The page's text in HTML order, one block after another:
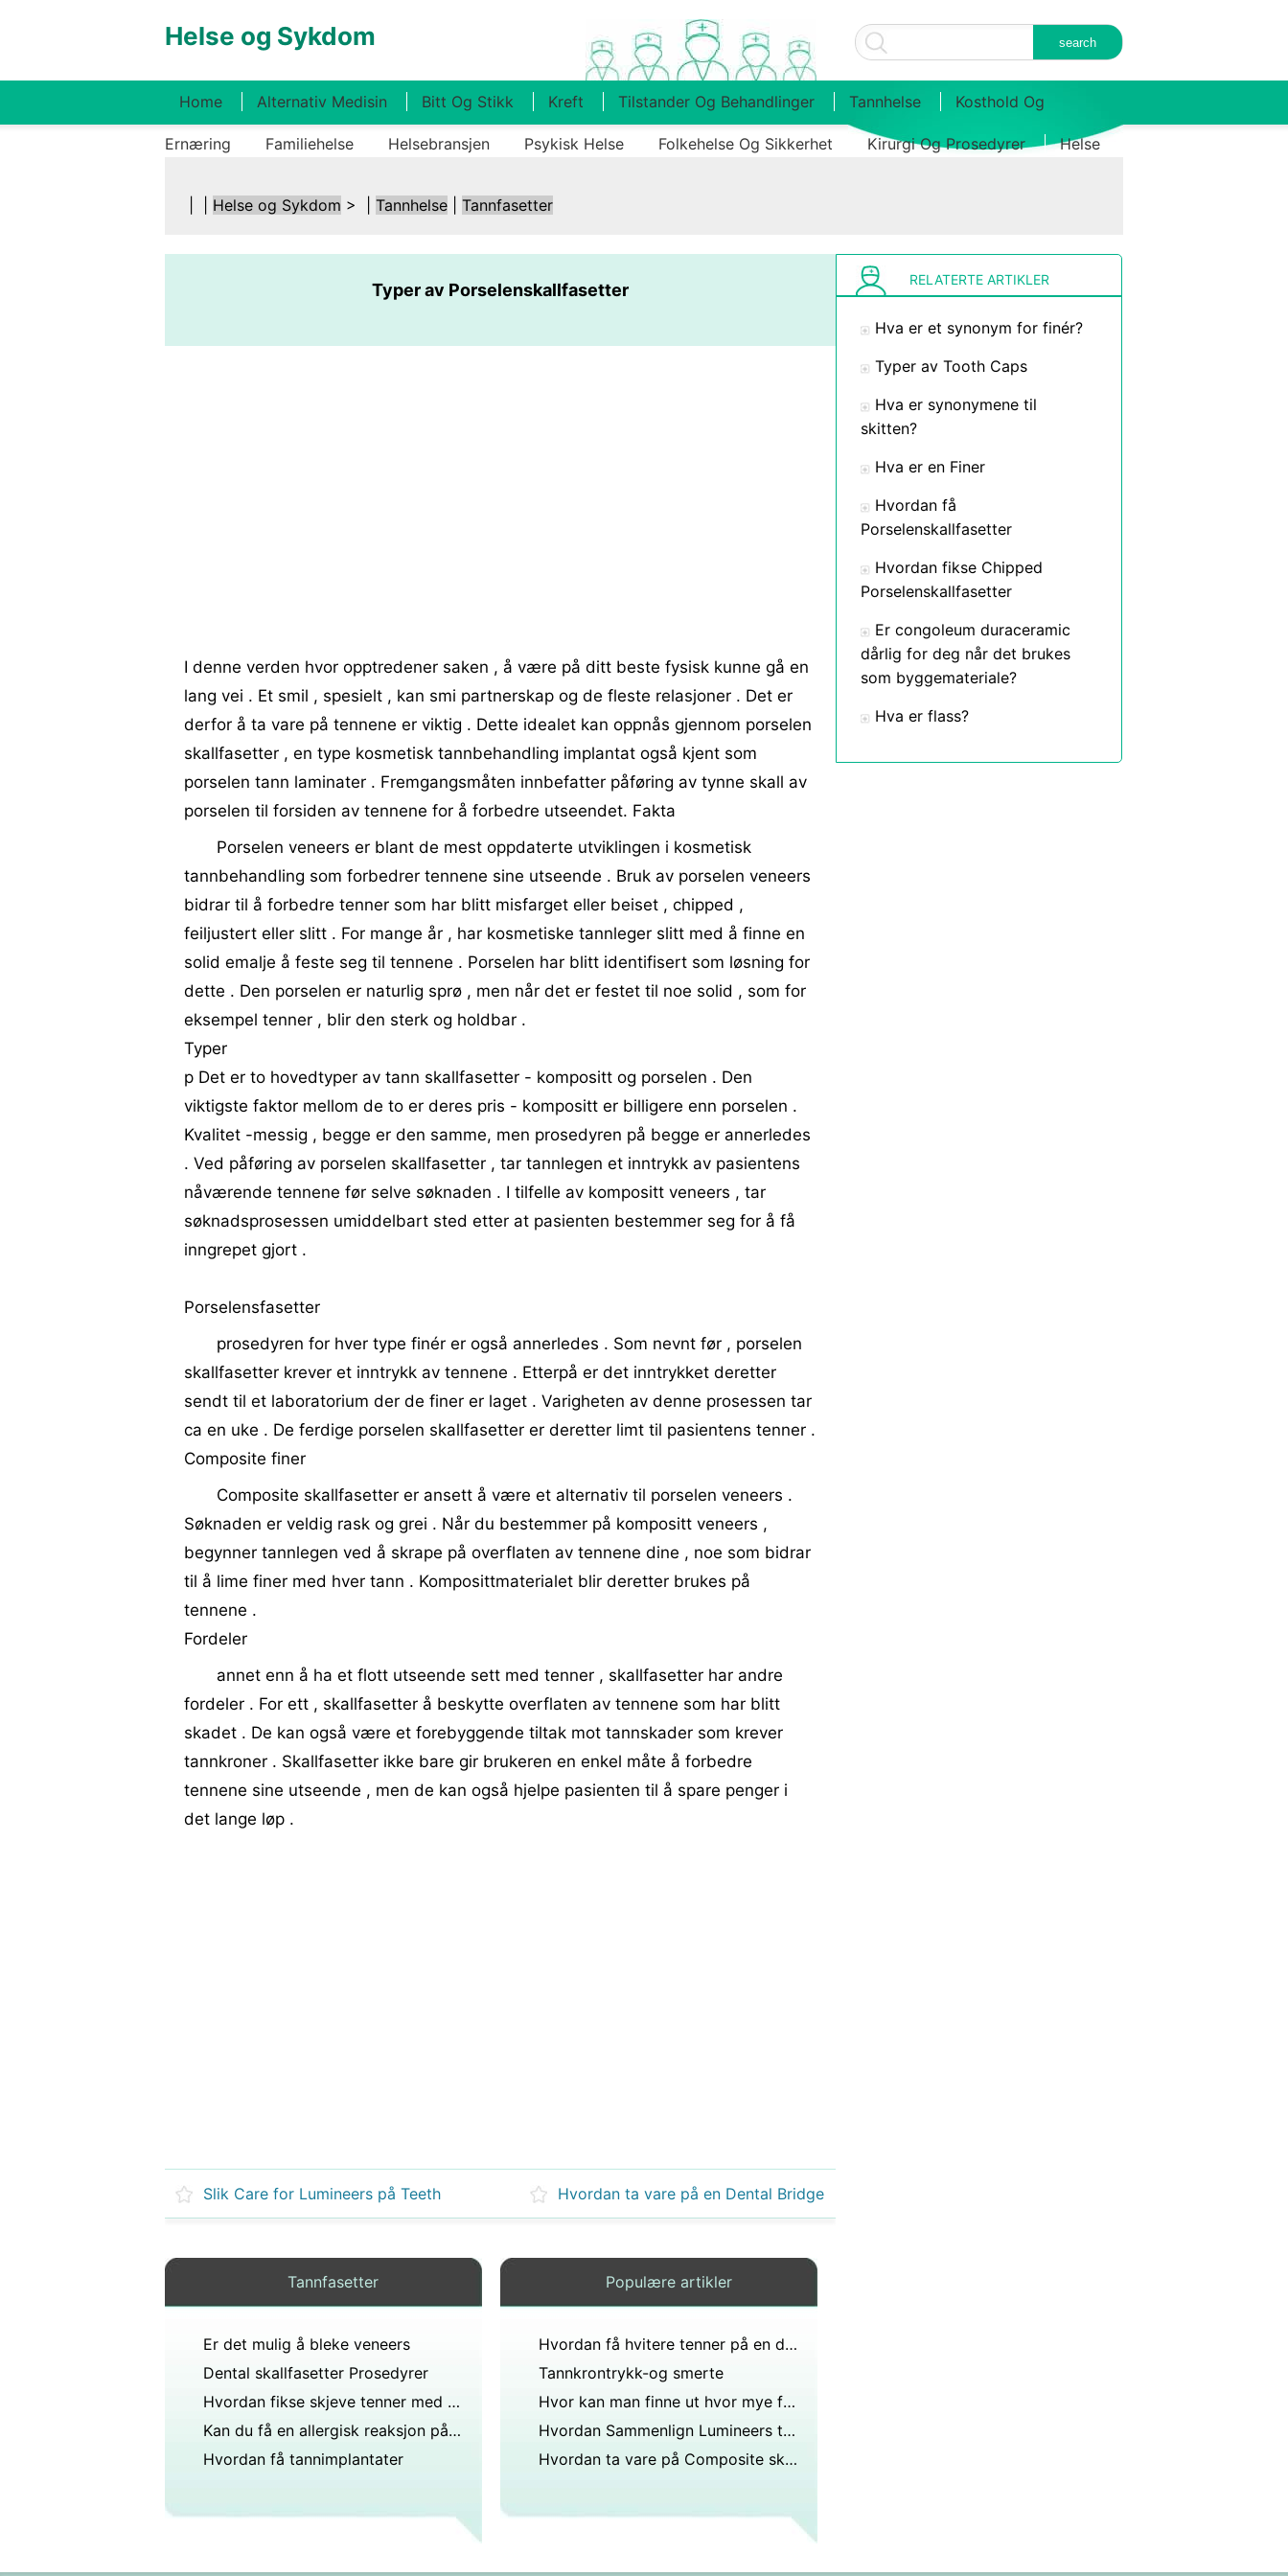
Helse og Sykdom
Home Alternativ Medisin Bitt Og Stikk Kreft Tilstander Og Behandlinger Tannhelse Kosthold Og
Ernæring Familiehelse Helsebransjen Psykisk Helse Folkehelse Og Sikkerhet Kirurgi Og Prosedyrer Helse
Helse og Sykdom > | Tannhelse Tannfasetter
Typer av Porselenskallfasetter
I denne verden hvor opptredener saken , å være på ditt beste fysisk kunne gå en
lang vei . Et smil , spesielt , kan smi partnerskap og de ​​fleste relasjoner . Det er
derfor å ta vare på tennene er viktig . Dette idealet kan oppnås gjennom porselen
skallfasetter , en type kosmetisk tannbehandling implantat også kjent som
porselen tann laminater . Fremgangsmåten innbefatter påføring av tynne skall av
porselen til forsiden av tennene for å forbedre utseendet. Fakta
Porselen veneers er blant de mest oppdaterte utviklingen i kosmetisk
tannbehandling som forbedrer tennene sine utseende . Bruk av porselen veneers
bidrar til å forbedre tenner som har blitt misfarget eller beiset , chipped ,
feiljustert eller slitt . For mange år , har kosmetiske tannleger slitt med å finne en
solid emalje å feste seg til tennene . Porselen har blitt identifisert som løsning for
dette . Den porselen er naturlig sprø , men når det er festet til noe solid , som for
eksempel tenner , blir den sterk og holdbar .
Typer
p Det er to hovedtyper av tann skallfasetter - kompositt og porselen . Den
viktigste faktor mellom de to er deres pris - kompositt er billigere enn porselen .
Kvalitet -messig , begge er den samme, men prosedyren på begge er annerledes
. Ved påføring av porselen skallfasetter , tar tannlegen et inntrykk av pasientens
nåværende tennene før selve søknaden . I tilfelle av kompositt veneers , tar
søknadsprosessen umiddelbart sted etter at pasienten bestemmer seg for å få
inngrepet gjort .
Porselensfasetter
prosedyren for hver type finér er også annerledes . Som nevnt før , porselen
skallfasetter krever et inntrykk av tennene . Etterpå er det inntrykket deretter
sendt til et laboratorium der de finer er laget . Varigheten av denne prosessen tar
ca en uke . De ferdige porselen skallfasetter er deretter limt til pasientens tenner .
Composite finer
Composite skallfasetter er ansett å være et alternativ til porselen veneers .
Søknaden er veldig rask og grei . Når du bestemmer på kompositt veneers ,
begynner tannlegen ved å skrape på overflaten av tennene dine , noe som bidrar
til å lime finer med hver tann . Komposittmaterialet blir deretter brukes på
tennene .
Fordeler
annet enn å ha et flott utseende sett med tenner , skallfasetter har andre
fordeler . For ett , skallfasetter å beskytte overflaten av tennene som har blitt
skadet . De kan også være et forebyggende tiltak mot tannskader som krever
tannkroner . Skallfasetter ikke bare gir brukeren en enkel måte å forbedre
tennene sine utseende , men de kan også hjelpe pasienten til å spare penger i
det lange løp .
Slik Care for Lumineers på Teeth Hvordan ta vare på en Dental Bridge
Tannfasetter
Er det mulig å bleke veneers
Dental skallfasetter Prosedyrer
Hvordan fikse skjeve tenner med veneers
Kan du få en allergisk reaksjon på gipspuss – som for eksempel kraftig hudkløe?
Hvordan få tannimplantater
Populære artikler
Hvordan få hvitere tenner på en dag med Snap on Smile Impermanent Dental Skallfasetter
Tannkrontrykk-og smerte
Hvor kan man finne ut hvor mye finer koster?
Hvordan Sammenlign Lumineers til tradisjonelle dental finer
Hvordan ta vare på Composite skallfasetter
RELATERTE ARTIKLER
Hva er et synonym for finér?
Typer av Tooth Caps
Hva er synonymene til
skitten?
Hva er en Finer
Hvordan få
Porselenskallfasetter
Hvordan fikse Chipped
Porselenskallfasetter
Er congoleum duraceramic
dårlig for deg når det brukes
som byggemateriale?
Hva er flass?